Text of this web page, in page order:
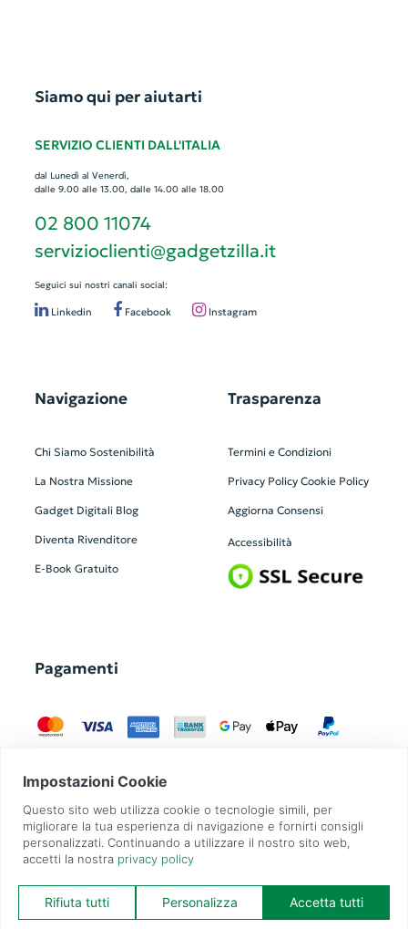
Siamo qui per aiutarti
SERVIZIO CLIENTI DALL'ITALIA
dal Lunedì al Venerdì,
dalle 9.00 alle 13.00, dalle 14.00 alle 18.00
02 800 11074
servizioclienti@gadgetzilla.it
Seguici sui nostri canali social:
Linkedin Facebook Instagram
Navigazione
Chi Siamo Sostenibilità
La Nostra Missione
Gadget Digitali Blog
Diventa Rivenditore
E-Book Gratuito
Trasparenza
Termini e Condizioni
Privacy Policy Cookie Policy
Aggiorna Consensi
Accessibilità
Pagamenti
GadgetZilla è un Brand di Overbi S.r.l.| realizzato conContit | © 2026 Tutti
i diritti riservati | P.IVA: 09351560967